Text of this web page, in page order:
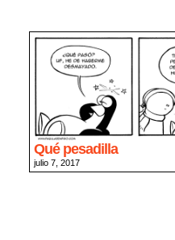
Qué pesadilla
julio 7, 2017